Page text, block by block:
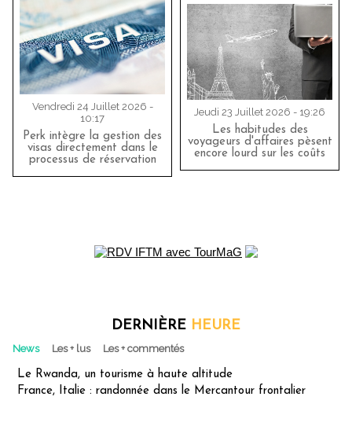
Vendredi 24 Juillet 2026 -
10:17
Perk intègre la gestion des
visas directement dans le
processus de réservation
Jeudi 23 Juillet 2026 - 19:26
Les habitudes des
voyageurs d'affaires pèsent
encore lourd sur les coûts
DERNIÈRE HEURE
News Les + lus Les + commentés
Le Rwanda, un tourisme à haute altitude
France, Italie : randonnée dans le Mercantour frontalier